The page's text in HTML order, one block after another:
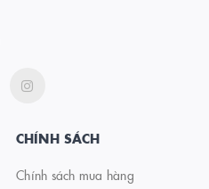
CHÍNH SÁCH
Chính sách mua hàng